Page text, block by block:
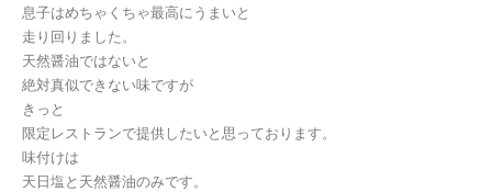
息子はめちゃくちゃ最高にうまいと
走り回りました。
天然醤油ではないと
絶対真似できない味ですが
きっと
限定レストランで提供したいと思っております。
味付けは
天日塩と天然醤油のみです。